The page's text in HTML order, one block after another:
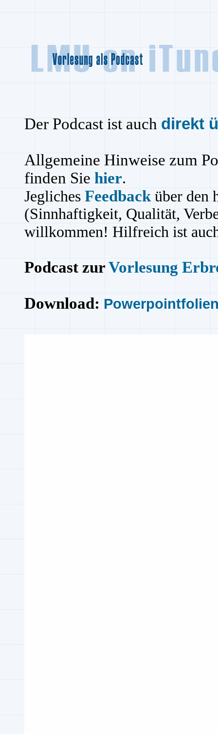
Der Podcast ist auch direkt
Allgemeine Hinweise zum
finden Sie hier.
Jegliches Feedbacküber den
(Sinnhaftigkeit, Qualität,
willkommen! Hilfreich ist
Podcast zurVorlesung
Download: